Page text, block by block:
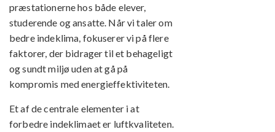
præstationerne hos både elever,
studerende og ansatte. Når vi taler om
bedre indeklima, fokuserer vi på flere
faktorer, der bidrager til et behageligt
og sundt miljø uden at gå på
kompromis med energieffektiviteten.
Et af de centrale elementer i at
forbedre indeklimaet er luftkvaliteten.